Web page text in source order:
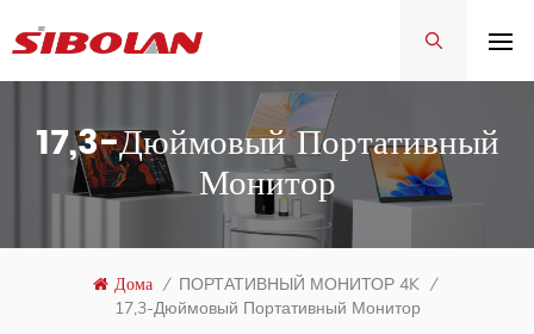
17,3-Дюймовый Портативный
Монитор
Дома / ПОРТАТИВНЫЙ МОНИТОР 4K /
17,3-Дюймовый Портативный Монитор